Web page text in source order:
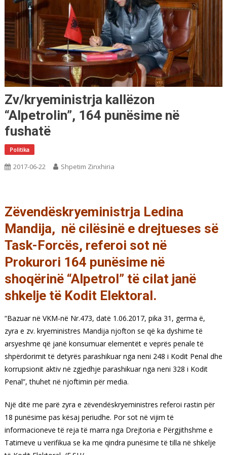
Zv/kryeministrja kallëzon
“Alpetrolin”, 164 punësime në
fushatë
Politika
2017-06-22 Shpetim Zinxhiria
Zëvendëskryeministrja Ledina
Mandija, në cilësinë e drejtueses së
Task-Forcës, referoi sot në
Prokurori 164 punësime në
shoqërinë “Alpetrol” të cilat janë
shkelje të Kodit Elektoral.
“Bazuar në VKM-në Nr.473, datë 1.06.2017, pika 31, germa ë,
zyra e zv. kryeministres Mandija njofton se që ka dyshime të
arsyeshme që janë konsumuar elementët e veprës penale të
shpërdorimit të detyrës parashikuar nga neni 248 i Kodit Penal dhe
korrupsionit aktiv në zgjedhje parashikuar nga neni 328 i Kodit
Penal”, thuhet në njoftimin për media.
Një ditë me parë zyra e zëvendëskryeministres referoi rastin për
18 punësime pas kësaj periudhe. Por sot në vijim të
informacioneve të reja të marra nga Drejtoria e Përgjithshme e
Tatimeve u verifikua se ka me qindra punësime të tilla në shkelje